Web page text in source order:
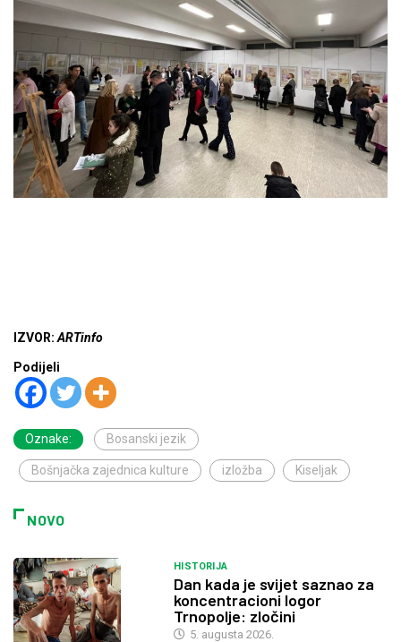
IZVOR: ARTinfo
Podijeli
Oznake: Bosanski jezik
Bošnjačka zajednica kulture izložba Kiseljak
NOVO
HISTORIJA
Dan kada je svijet saznao za
koncentracioni logor
Trnopolje: zločini
5. augusta 2026.